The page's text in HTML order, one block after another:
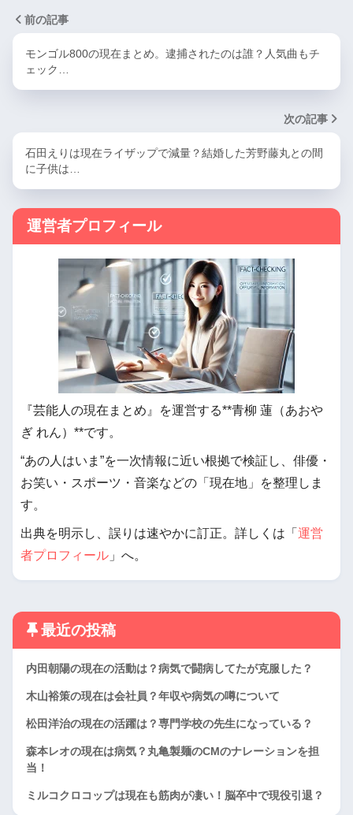
前の記事
モンゴル800の現在まとめ。逮捕されたのは誰？人気曲もチ
ェック…
次の記事
石田えりは現在ライザップで減量？結婚した芳野藤丸との間
に子供は…
運営者プロフィール
『芸能人の現在まとめ』を運営する**青柳 蓮（あおや
ぎ れん）**です。
“あの人はいま”を一次情報に近い根拠で検証し、俳優・
お笑い・スポーツ・音楽などの「現在地」を整理しま
す。
出典を明示し、誤りは速やかに訂正。詳しくは「 運営
者プロフィール 」へ。
最近の投稿
内田朝陽の現在の活動は？病気で闘病してたが克服した？
木山裕策の現在は会社員？年収や病気の噂について
松田洋治の現在の活躍は？専門学校の先生になっている？
森本レオの現在は病気？丸亀製麺のCMのナレーションを担
当！
ミルコクロコップは現在も筋肉が凄い！脳卒中で現役引退？